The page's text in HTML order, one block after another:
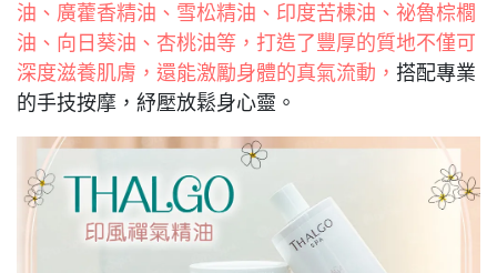
油、廣藿香精油、雪松精油、印度苦楝油、祕魯棕櫚
油、向日葵油、杏桃油等，打造了豐厚的質地不僅可
深度滋養肌膚，還能激勵身體的真氣流動， 搭配專業
的手技按摩，紓壓放鬆身心靈。